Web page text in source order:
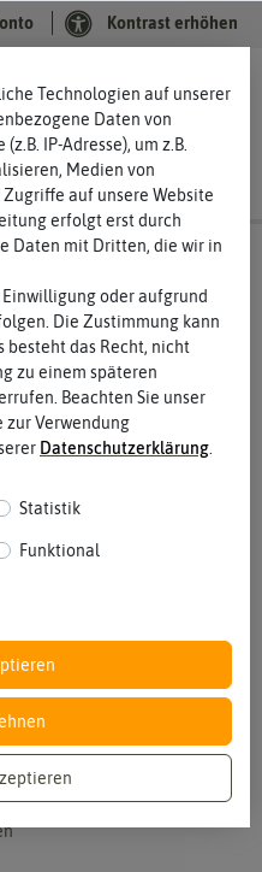
Kontrast erhöhen
berühren
Technologien auf unserer
Daten von
IP-Adresse), um z.B.
Medien von
auf unsere Website
erfolgt erst durch
Daten mit Dritten, die wir in
oder aufgrund
Die Zustimmung kann
das Recht, nicht
zu einem späteren
Beachten Sie unser
zur Verwendung
Daten­schutz­erklärung
Statistik
Funktional